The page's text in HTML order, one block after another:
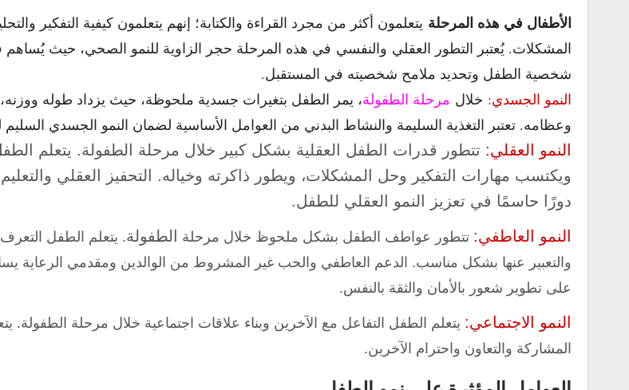
الأطفال في هذه المرحلة يتعلمون أكثر من مجرد القراءة والكتابة؛ إنهم يتعلمون كيفية التفكير
المشكلات. يُعتبر التطور العقلي والنفسي في هذه المرحلة حجر الزاوية للنمو الصحي، حيث
شخصية الطفل وتحديد ملامح شخصيته في المستقبل.
النمو الجسدي: خلال مرحلة الطفولة، يمر الطفل بتغيرات جسدية ملحوظة، حيث يزداد طوله
وعظامه. تعتبر التغذية السليمة والنشاط البدني من العوامل الأساسية لضمان النمو الجسدي
النمو العقلي: تتطور قدرات الطفل العقلية بشكل كبير خلال مرحلة الطفولة. يتعلم
ويكتسب مهارات التفكير وحل المشكلات، ويطور ذاكرته وخياله. التحفيز العقلي والتعليم
دورًا حاسمًا في تعزيز النمو العقلي للطفل.
النمو العاطفي: تتطور عواطف الطفل بشكل ملحوظ خلال مرحلة الطفولة. يتعلم الطفل
والتعبير عنها بشكل مناسب. الدعم العاطفي والحب غير المشروط من الوالدين ومقدمي الرعاية
على تطوير شعور بالأمان والثقة بالنفس.
النمو الاجتماعي: يتعلم الطفل التفاعل مع الآخرين وبناء علاقات اجتماعية خلال مرحلة الطفولة.
المشاركة والتعاون واحترام الآخرين.